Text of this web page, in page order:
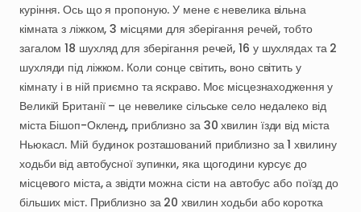
куріння. Ось щоя пропоную. У мене є невелика вільна
кімната з ліжком​,​ 3 місцями для зберігання речей​,​ тобто
загалом 18 шухляд для зберігання речей​,​ 16 у шухлядах та 2
шухляди під ліжком. Коли сонце світить​,​ воно світить у
кімнату і в ній приємно таяскраво. Моє місцезнаходження у
Великій Британії – це невелике сільське село недалеко від
міста Бішоп-Окленд​,​ приблизно за 30 хвилин їзди від міста
Ньюкасл. Мій будинок розташований приблизно за1 хвилину
ходьби від автобусної зупинки​,​ яка щогодини курсує до
місцевого міста​,​а звідти можна сісти на автобус або поїзд до
більших міст. Приблизно за 20 хвилин ходьби або коротка